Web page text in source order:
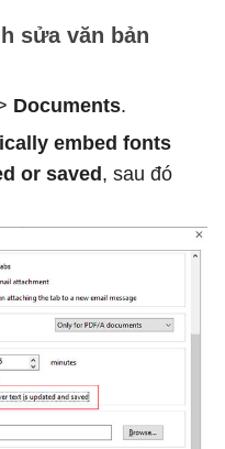
sửa văn bản
Documents.
embed fonts
or saved, sau đó